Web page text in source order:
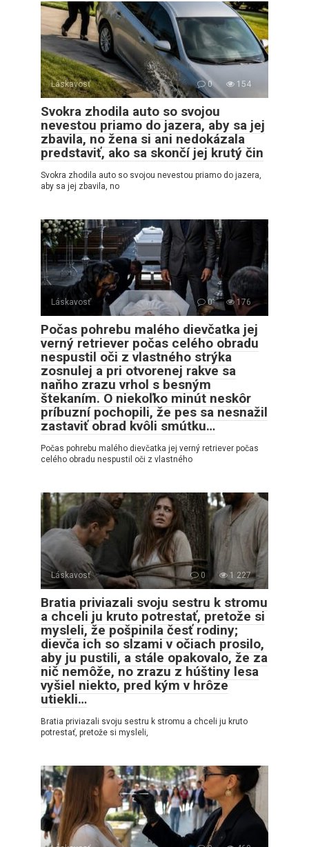
Láskavosť 0 154
Svokra zhodila auto so svojou
nevestou priamo do jazera, aby sa jej
zbavila, no žena si ani nedokázala
predstaviť, ako sa skončí jej krutý čin
Svokra zhodila auto so svojou nevestou priamo do jazera,
aby sa jej zbavila, no
Láskavosť 0 176
Počas pohrebu malého dievčatka jej
verný retriever počas celého obradu
nespustil oči z vlastného strýka
zosnulej a pri otvorenej rakve sa
naňho zrazu vrhol s besným
štekaním. O niekoľko minút neskôr
príbuzní pochopili, že pes sa nesnažil
zastaviť obrad kvôli smútku…
Počas pohrebu malého dievčatka jej verný retriever počas
celého obradu nespustil oči z vlastného
Láskavosť 0 1 227
Bratia priviazali svoju sestru k stromu
a chceli ju kruto potrestať, pretože si
mysleli, že pošpinila česť rodiny;
dievča ich so slzami v očiach prosilo,
aby ju pustili, a stále opakovalo, že za
nič nemôže, no zrazu z húštiny lesa
vyšiel niekto, pred kým v hrôze
utiekli…
Bratia priviazali svoju sestru k stromu a chceli ju kruto
potrestať, pretože si mysleli,